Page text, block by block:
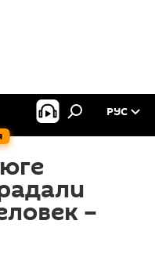
РУС
–